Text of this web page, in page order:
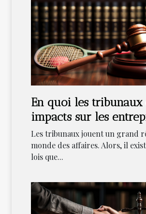
En quoi les tribunaux
impacts sur les
Les tribunaux jouent un grand
monde des affaires. Alors, il
lois que...